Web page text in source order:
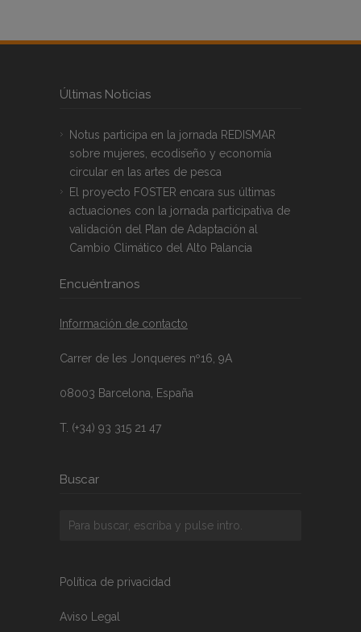
Últimas Noticias
Notus participa en la jornada REDISMAR
sobre mujeres, ecodiseño y economía
circular en las artes de pesca
El proyecto FOSTER encara sus últimas
actuaciones con la jornada participativa de
validación del Plan de Adaptación al
Cambio Climático del Alto Palancia
Encuéntranos
Información de contacto
Carrer de les Jonqueres nº16, 9A
08003 Barcelona, España
T. (+34) 93 315 21 47
Buscar
Política de privacidad
Aviso Legal